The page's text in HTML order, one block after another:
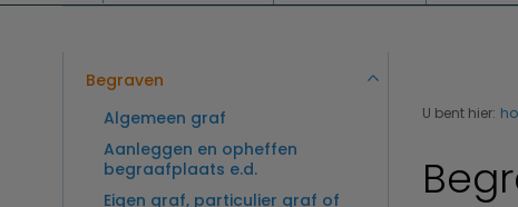
Exclusieve uitvaart Begrafenis Basis
Begraven
Algemeen graf
Aanleggen en opheffen
begraafplaats e.d.
Eigen graf, particulier graf of
U bent hier: